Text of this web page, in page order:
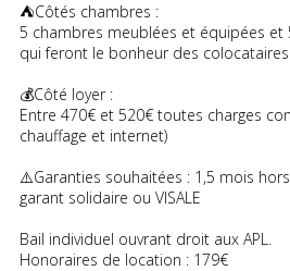
⛺️Côtés chambres :
5 chambres meublées et équipées et
qui feront le bonheur des
💰Côté loyer :
Entre 470€ et 520€ toutes charges
chauffage et internet)
⚠️Garanties souhaitées : 1,5 mois
garant solidaire ou VISALE
Bail individuel ouvrant droit aux APL.
Honoraires de location : 179€